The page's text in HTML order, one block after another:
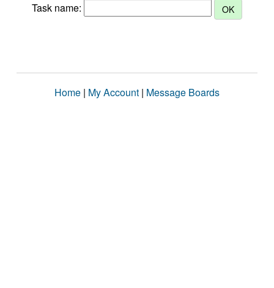
Task name:
Home | My Account | Message Boards